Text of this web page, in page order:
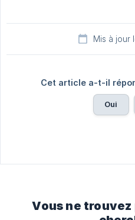
Mis à jour
Cet article a-t-il
Oui
Vous ne trouvez